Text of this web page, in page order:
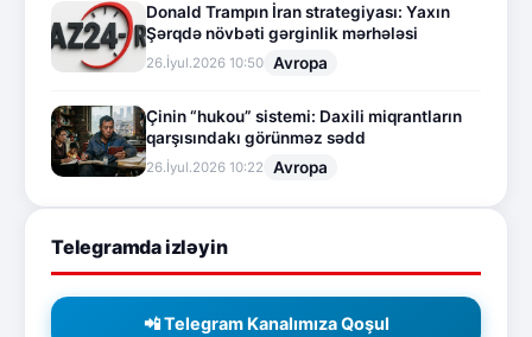
Donald Trampın İran strategiyası: Yaxın
Şərqdə növbəti gərginlik mərhələsi
26.İyul.2026 10:50 Avropa
Çinin “hukou” sistemi: Daxili miqrantların
qarşısındakı görünməz sədd
26.İyul.2026 10:22 Avropa
Telegramda izləyin
📲 Telegram Kanalımıza Qoşul